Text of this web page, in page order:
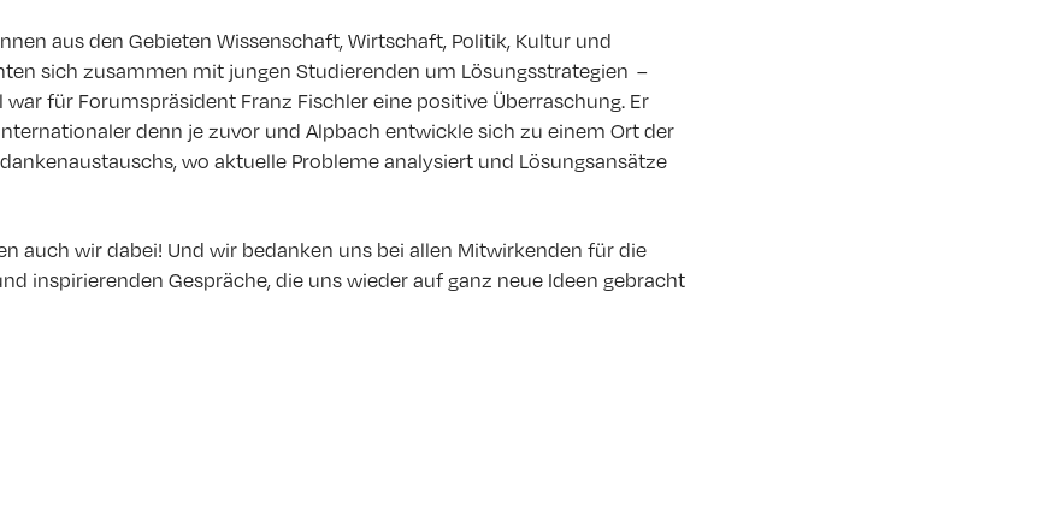
aus den Gebieten Wissenschaft, Wirtschaft, Politik, Kultur und
sich zusammen mit jungen Studierenden um Lösungsstrategien –
für Forumspräsident Franz Fischler eine positive Überraschung. Er
denn je zuvor und Alpbach entwickle sich zu einem Ort der
wo aktuelle Probleme analysiert und Lösungsansätze
auch wir dabei! Und wir bedanken uns bei allen Mitwirkenden für die
inspirierenden Gespräche, die uns wieder auf ganz neue Ideen gebracht